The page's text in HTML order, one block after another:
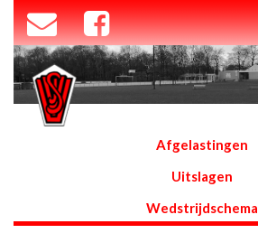
Afgelastingen
Uitslagen
Wedstrijdschema